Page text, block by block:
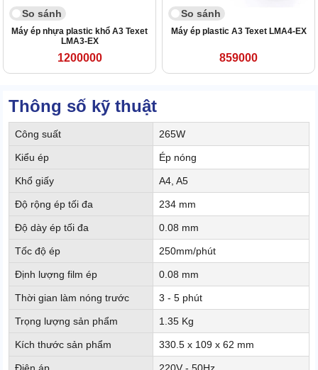
So sánh
Máy ép nhựa plastic khổ A3 Texet
LMA3-EX
1200000
So sánh
Máy ép plastic A3 Texet LMA4-EX
859000
Thông số kỹ thuật
Công suất 265W
Kiểu ép Ép nóng
Khổ giấy A4, A5
Độ rộng ép tối đa 234 mm
Độ dày ép tối đa 0.08 mm
Tốc độ ép 250mm/phút
Định lượng film ép 0.08 mm
Thời gian làm nóng trước 3 - 5 phút
Trọng lượng sản phẩm 1.35 Kg
Kích thước sản phẩm 330.5 x 109 x 62 mm